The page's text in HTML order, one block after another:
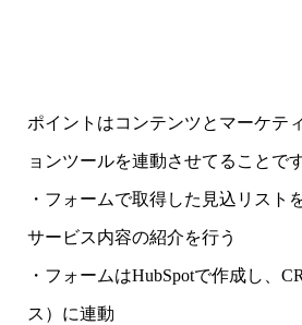
ポイントはコンテンツとマーケテ
ョンツールを連動させてることです
・フォームで取得した見込リスト
サービス内容の紹介を行う
・フォームはHubSpotで作成し、
ス）に連動